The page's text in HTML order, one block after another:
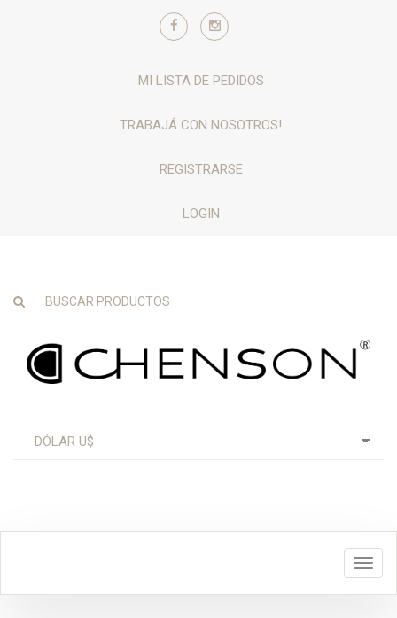
MI LISTA DE PEDIDOS
TRABAJÁ CON NOSOTROS!
REGISTRARSE
LOGIN